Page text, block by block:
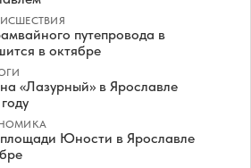
путепровода в
в октябре
«Лазурный» в Ярославле
площади Юности в Ярославле